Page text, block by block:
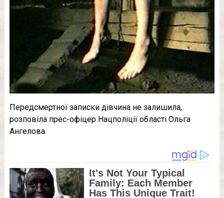
Передсмертної записки дівчина не залишила,
розповіла прес-офіцер Нацполіції області Ольга
Ангелова.